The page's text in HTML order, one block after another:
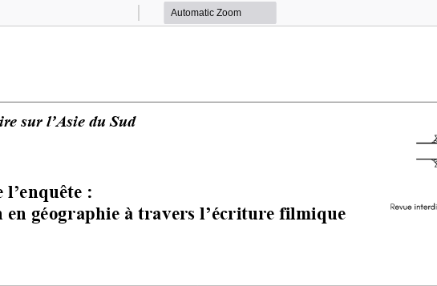
Zoom
Zoom
sur l’Asie du Sud
l’enquête :
géographie à travers l’écriture filmique